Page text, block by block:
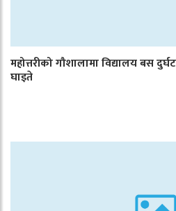
महोत्तरीको गौशालामा विद्यालय बस
घाइते